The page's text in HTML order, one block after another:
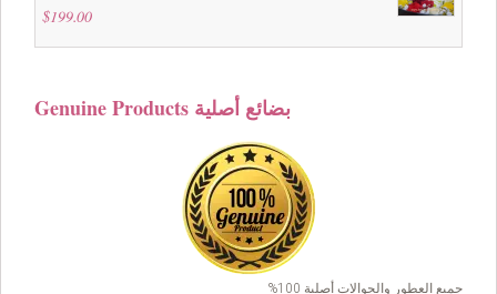
$199.00
Genuine Products بضائع أصلية
جميع العطور والجوالات أصلية 100%